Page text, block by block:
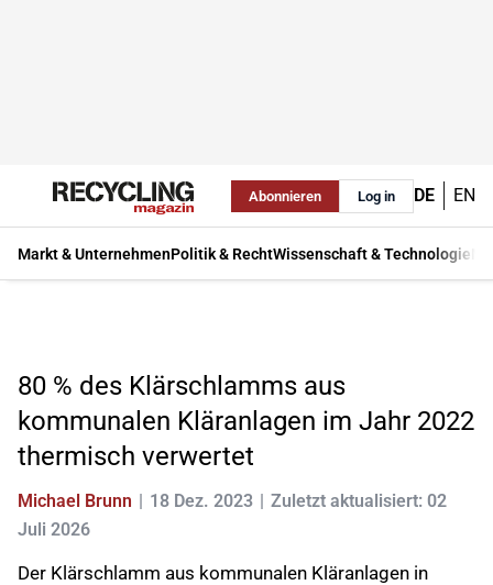
Abonnieren Log in DE EN
Markt & UnternehmenPolitik & RechtWissenschaft & Technologie
80 % des Klärschlamms aus
kommunalen Kläranlagen im Jahr 2022
thermisch verwertet
Michael Brunn 18 Dez. 2023
Zuletzt aktualisiert: 02
Juli 2026
Der Klärschlamm aus kommunalen Kläranlagen in